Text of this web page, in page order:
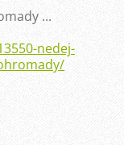
...
nedej-